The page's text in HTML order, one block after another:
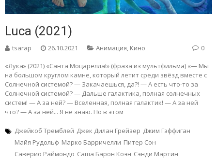
Luca (2021)
tsarap 26.10.2021 Анимация, Кино 0
«Лука» (2021) «Санта Моцарелла!» (фраза из мультфильма) «— Мы
на большом круглом камне, который летит среди звёзд вместе с
Солнечной системой? — Закачаешься, да?! — А есть что-то за
Солнечной системой? — Дальше галактика, полная солнечных
систем! — А за ней? — Вселенная, полная галактик! — А за ней
что? — А за ней... Я не знаю. Но в этом
Джейкоб Тремблей Джек Дилан Грейзер Джим Гэффиган
Майя Рудольф Марко Барричелли Питер Сон
Саверио Раймондо Саша Барон Коэн Сэнди Мартин